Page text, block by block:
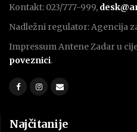
Kontakt: 023/777-999,
Nadležni regulator: Agencija
Impressum Antene Zadar u
poveznici.
Najčitanije